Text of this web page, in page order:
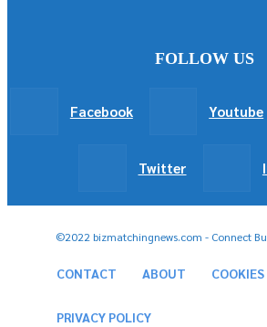
FOLLOW US
Facebook Youtube
Twitter
©2022 bizmatchingnews.com - Connect
CONTACT ABOUT
PRIVACY POLICY